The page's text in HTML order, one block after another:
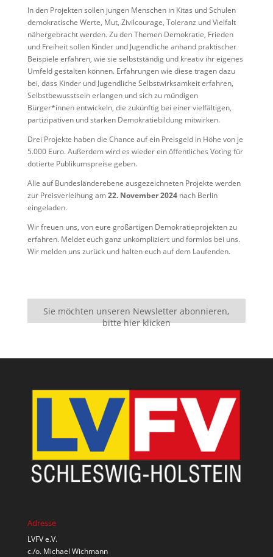
In den Projekten sollen jungen Menschen in Kitas und Schulen
demokratische Werte, Mut, Zivilcourage, Toleranz und Vielfalt
nähergebracht werden. Zu den Themen Demokratie, Frieden
und Freiheit sollen Kinder und Jugendliche anhand praktischer
Beispiele erfahren, wie sie selbstständig und kreativ ihr eigenes
Umfeld gestalten können. Erfahrungen wie diese tragen dazu
bei, dass Kinder und Jugendliche Selbstwirksamkeit erfahren,
Selbstbewusstsein erlangen und sich zu mündigen
Bürger*innen entwickeln, die zukünftig bei einer vielfältigen,
partizipativen und starken Demokratiebildung mitwirken.
Drei Projekte haben die Chance auf ein Preisgeld in Höhe von je
5.000 Euro. Außerdem wird es wieder ein öffentliches Voting für
dotierte Publikumspreise geben.
Alle auf Bundesländerebene ausgezeichneten Projekte werden
zur Preisverleihung am22. November 2024nach Berlin
eingeladen.
Wir freuen uns, von eure großartigen Demokratieprojekten zu
erfahren. Meldet euch ganz unkompliziert und formlos bei uns.
Wir melden uns zurück und halten euch auf dem Laufenden.
Sie möchten unseren Newsletter abonnieren,
bitte hier klicken
Adresse
LVFV e.V.
c./o. Michael Wichmann